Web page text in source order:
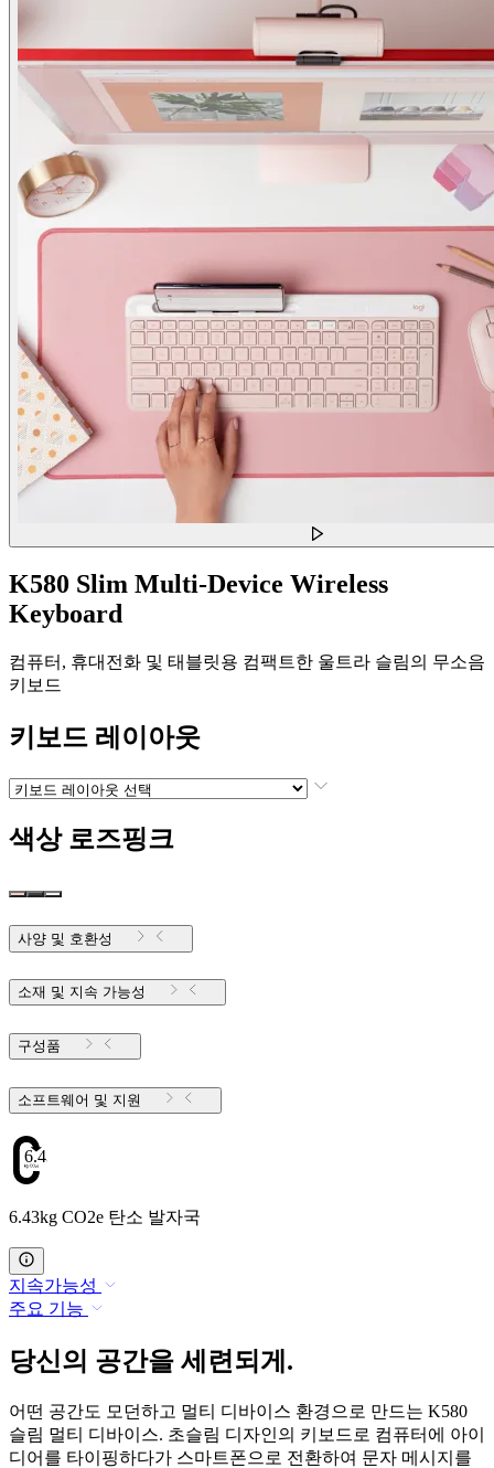
K580 Slim Multi-Device Wireless
Keyboard
컴퓨터, 휴대전화 및 태블릿용 컴팩트한 울트라 슬림의 무소음
키보드
키보드 레이아웃
색상 로즈핑크
사양 및 호환성
소재 및 지속 가능성
구성품
소프트웨어 및 지원
6.43
6.43kg CO2e 탄소 발자국
지속가능성
주요 기능
당신의 공간을 세련되게.
어떤 공간도 모던하고 멀티 디바이스 환경으로 만드는 K580
슬림 멀티 디바이스. 초슬림 디자인의 키보드로 컴퓨터에 아이
디어를 타이핑하다가 스마트폰으로 전환하여 문자 메시지를